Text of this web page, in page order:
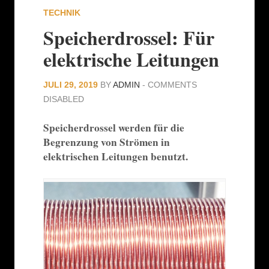
TECHNIK
Speicherdrossel: Für
elektrische Leitungen
JULI 29, 2019 BYADMIN - COMMENTS
DISABLED
Speicherdrossel werden für die
Begrenzung von Strömen in
elektrischen Leitungen benutzt.